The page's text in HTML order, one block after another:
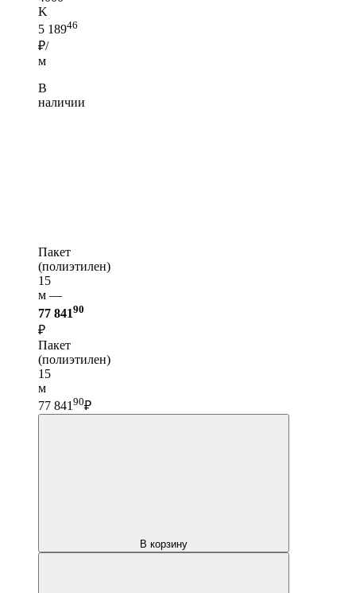
K
5 18946
₽/
м
В
наличии
Пакет
(полиэтилен)
15
м —
77 84190
₽
Пакет
(полиэтилен)
15
м
77 841 90₽
В корзину